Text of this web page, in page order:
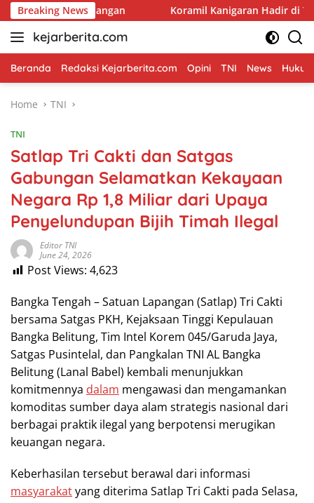
Skip
to
content
Breaking News
Pangan Koramil Kanigaran Hadir di Tengah Warga,
kejarberita.com
Beranda Redaksi Kejarberita.com Opini TNI News
Home TNI
TNI
Satlap Tri Cakti dan Satgas
Gabungan Selamatkan Kekayaan
Negara Rp 1,8 Miliar dari Upaya
Penyelundupan Bijih Timah Ilegal
Editor TNI
June 24, 2026
Post Views: 4,623
Bangka Tengah – Satuan Lapangan (Satlap) Tri Cakti
bersama Satgas PKH, Kejaksaan Tinggi Kepulauan
Bangka Belitung, Tim Intel Korem 045/Garuda Jaya,
Satgas Pusintelal, dan Pangkalan TNI AL Bangka
Belitung (Lanal Babel) kembali menunjukkan
komitmennya dalam mengawasi dan mengamankan
komoditas sumber daya alam strategis nasional dari
berbagai praktik ilegal yang berpotensi merugikan
keuangan negara.
Keberhasilan tersebut berawal dari informasi
masyarakatyang diterima Satlap Tri Cakti pada Selasa,